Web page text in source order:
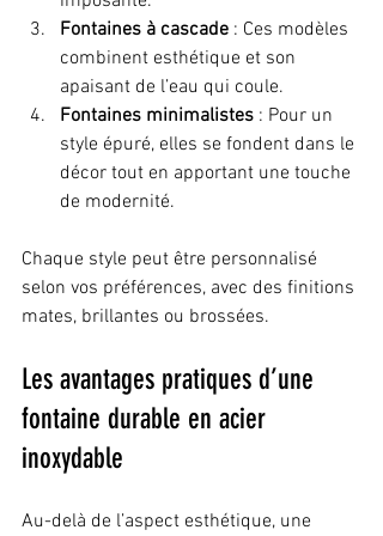
Fontaines à cascade : Ces modèles
combinent esthétique et son
apaisant de l’eau qui coule.
Fontaines minimalistes : Pour un
style épuré, elles se fondent dans le
décor tout en apportant une touche
de modernité.
Chaque style peut être personnalisé
selon vos préférences, avec des finitions
mates, brillantes ou brossées.
Les avantages pratiques d’une
fontaine durable en acier
inoxydable
Au-delà de l’aspect esthétique, une